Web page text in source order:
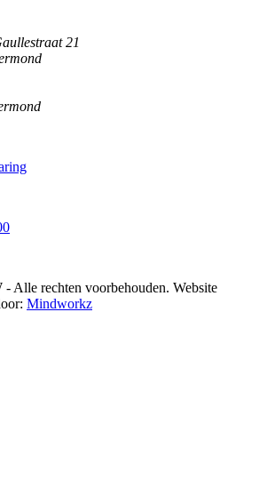
21
Alle rechten voorbehouden. Website
Mindworkz